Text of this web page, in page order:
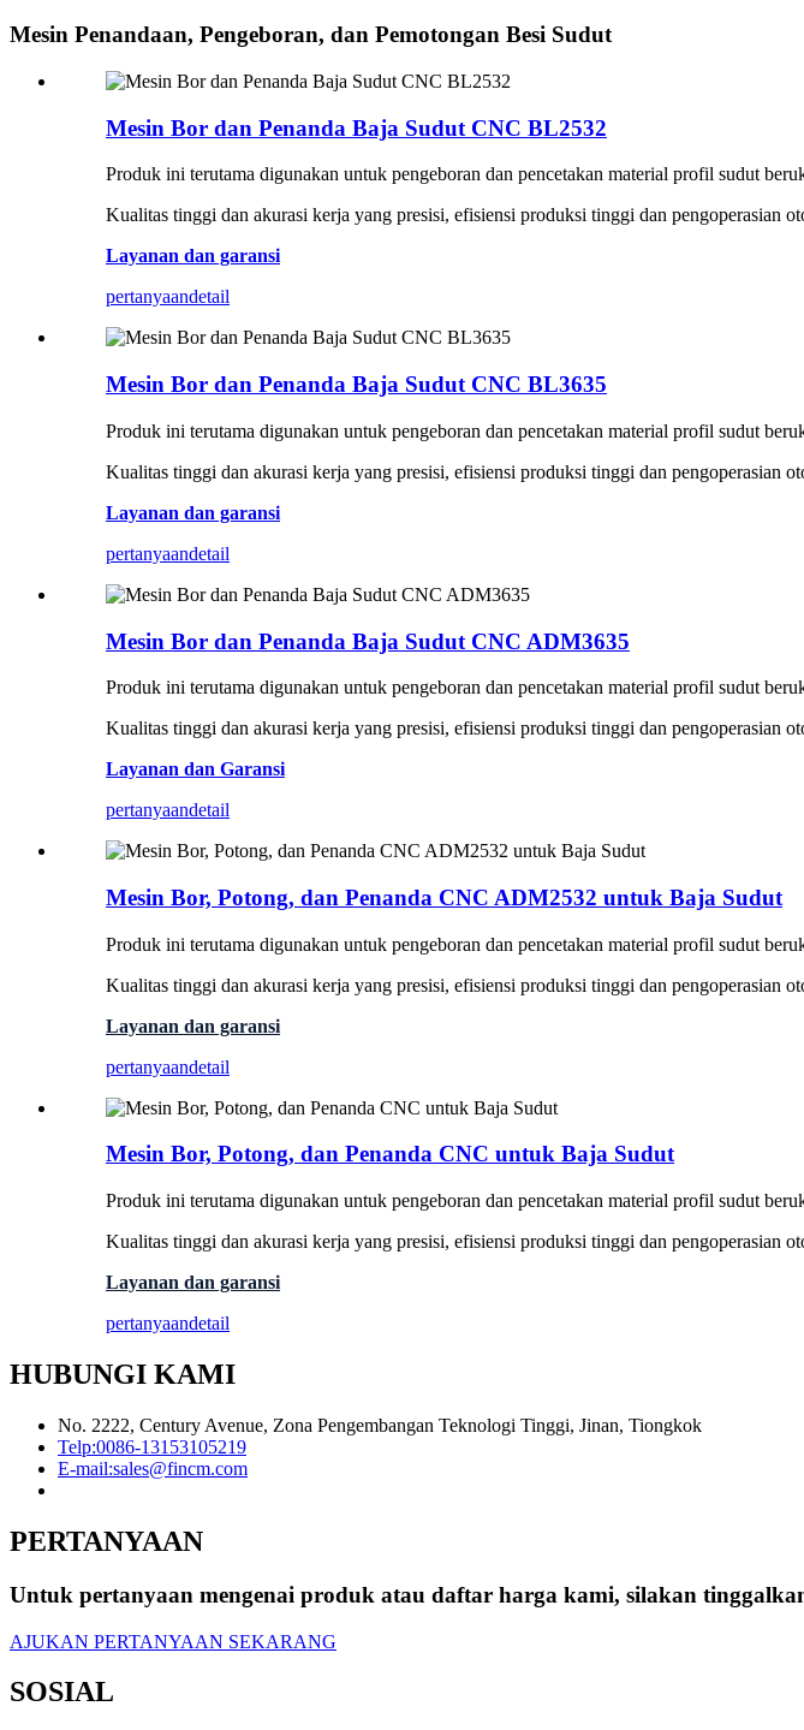
Mesin Penandaan, Pengeboran, dan Pemotongan Besi Sudut
Mesin Bor dan Penanda Baja Sudut CNC BL2532
Produk ini terutama digunakan untuk pengeboran dan pencetakan material profil sudut
Kualitas tinggi dan akurasi kerja yang presisi, efisiensi produksi tinggi dan pengoperasian
Layanan dan garansi
pertanyaandetail
Mesin Bor dan Penanda Baja Sudut CNC BL3635
Produk ini terutama digunakan untuk pengeboran dan pencetakan material profil sudut
Kualitas tinggi dan akurasi kerja yang presisi, efisiensi produksi tinggi dan pengoperasian
Layanan dan garansi
pertanyaandetail
Mesin Bor dan Penanda Baja Sudut CNC ADM3635
Produk ini terutama digunakan untuk pengeboran dan pencetakan material profil sudut
Kualitas tinggi dan akurasi kerja yang presisi, efisiensi produksi tinggi dan pengoperasian
Layanan dan Garansi
pertanyaandetail
Mesin Bor, Potong, dan Penanda CNC ADM2532 untuk Baja Sudut
Produk ini terutama digunakan untuk pengeboran dan pencetakan material profil sudut
Kualitas tinggi dan akurasi kerja yang presisi, efisiensi produksi tinggi dan pengoperasian
Layanan dan garansi
pertanyaandetail
Mesin Bor, Potong, dan Penanda CNC untuk Baja Sudut
Produk ini terutama digunakan untuk pengeboran dan pencetakan material profil sudut
Kualitas tinggi dan akurasi kerja yang presisi, efisiensi produksi tinggi dan pengoperasian
Layanan dan garansi
pertanyaandetail
HUBUNGI KAMI
No. 2222, Century Avenue, Zona Pengembangan Teknologi Tinggi, Jinan, Tiongkok
Telp:0086-13153105219
E-mail:sales@fincm.com
PERTANYAAN
Untuk pertanyaan mengenai produk atau daftar harga kami, silakan
AJUKAN PERTANYAAN SEKARANG
SOSIAL